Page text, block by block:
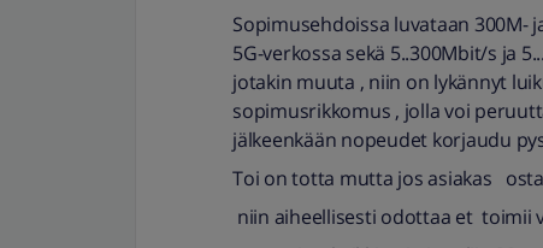
Sopimusehdoissa luvataan 300M-
5G-verkossa sekä 5..300Mbit/s ja
jotakin muuta , niin on lykännyt
sopimusrikkomus , jolla voi
jälkeenkään nopeudet korjaudu
Toi on totta mutta jos asiakas
niin aiheellisesti odottaa et toimii